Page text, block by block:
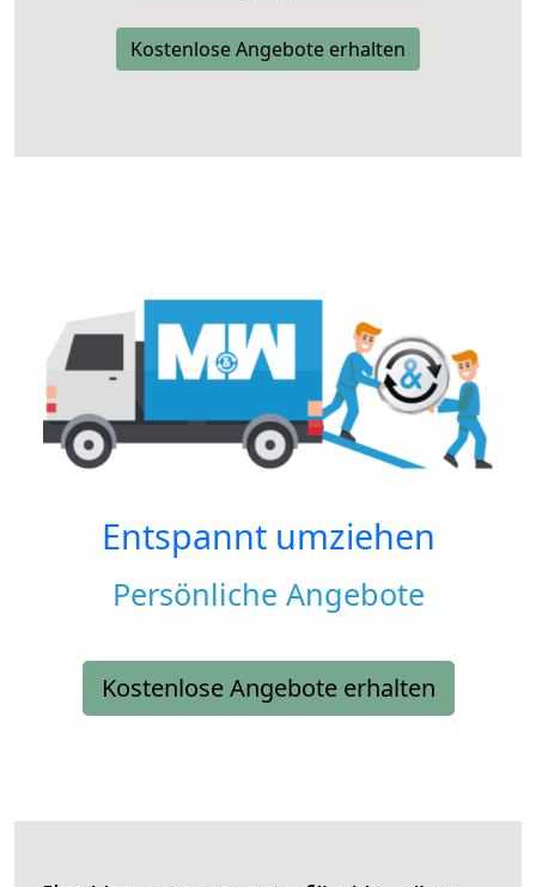
Kostenlose Angebote erhalten
Entspannt umziehen
Persönliche Angebote
Kostenlose Angebote erhalten